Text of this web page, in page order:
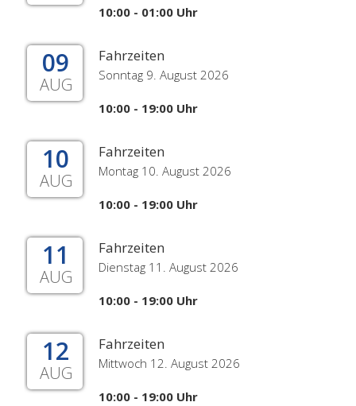
10:00 - 01:00 Uhr
09
AUG
Fahrzeiten
Sonntag 9. August 2026
10:00 - 19:00 Uhr
10
AUG
Fahrzeiten
Montag 10. August 2026
10:00 - 19:00 Uhr
11
AUG
Fahrzeiten
Dienstag 11. August 2026
10:00 - 19:00 Uhr
12
AUG
Fahrzeiten
Mittwoch 12. August 2026
10:00 - 19:00 Uhr